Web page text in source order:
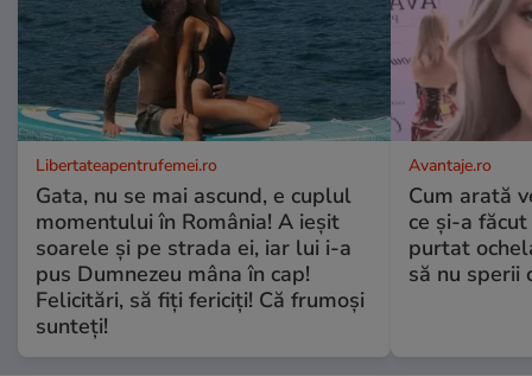
Libertateapentrufemei.ro
Gata, nu se mai ascund, e cuplul
momentului în România! A ieșit
soarele și pe strada ei, iar lui i-a
pus Dumnezeu mâna în cap!
Felicitări, să fiți fericiți! Că frumoși
sunteți!
Avantaje.ro
Cum arată
ce și-a
purtat
să nu sperii